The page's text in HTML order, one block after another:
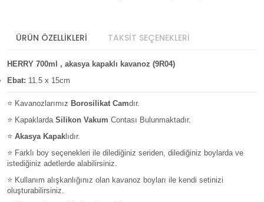
ÜRÜN ÖZELLİKLERİ TAKSİT SEÇENEKLERİ
HERRY 700ml , akasya kapaklı kavanoz (9R04)
Ebat: 11.5 x 15cm
⭐ Kavanozlarımız Borosilikat Camdır.
⭐ Kapaklarda Silikon Vakum Contası Bulunmaktadır.
⭐ Akasya Kapak lıdır.
⭐ Farklı boy seçenekleri ile dilediğiniz seriden, dilediğiniz boylarda ve
istediğiniz adetlerde alabilirsiniz.
⭐ Kullanım alışkanlığınız olan kavanoz boyları ile kendi setinizi
oluşturabilirsiniz.